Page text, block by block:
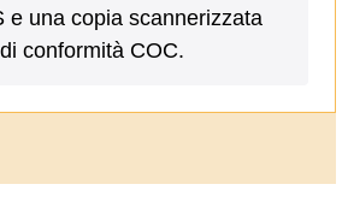
e una copia scannerizzata
conformità COC.